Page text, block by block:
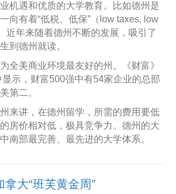
机遇和优质的大学教育。比如德州是
向有着“低税、低保”（low taxes, low
近年来随着德州不断的发展，吸引了
到德州就读。
全美商业环境最友好的州。《财富》
示，财富500强中有54家企业的总部
第二。
来讲，在德州留学，所需的费用要低
房价相对低，极具竞争力。德州的大
南部最完善、最先进的大学体系。
拿大“班芙黄金周”